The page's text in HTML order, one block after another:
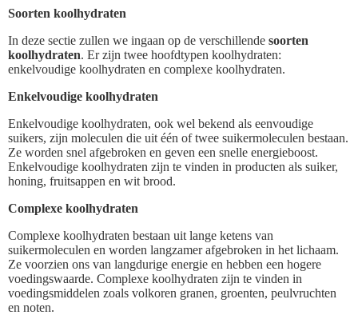
Soorten koolhydraten
In deze sectie zullen we ingaan op de verschillende soorten
koolhydraten. Er zijn twee hoofdtypen koolhydraten:
enkelvoudige koolhydraten en complexe koolhydraten.
Enkelvoudige koolhydraten
Enkelvoudige koolhydraten, ook wel bekend als eenvoudige
suikers, zijn moleculen die uit één of twee suikermoleculen bestaan.
Ze worden snel afgebroken en geven een snelle energieboost.
Enkelvoudige koolhydraten zijn te vinden in producten als suiker,
honing, fruitsappen en wit brood.
Complexe koolhydraten
Complexe koolhydraten bestaan uit lange ketens van
suikermoleculen en worden langzamer afgebroken in het lichaam.
Ze voorzien ons van langdurige energie en hebben een hogere
voedingswaarde. Complexe koolhydraten zijn te vinden in
voedingsmiddelen zoals volkoren granen, groenten, peulvruchten
en noten.